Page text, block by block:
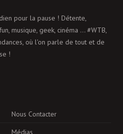
pour la pause ! Détente,
musique, geek, cinéma ... #WTB,
où l'on parle de tout et de
!
Nous Contacter
Médias